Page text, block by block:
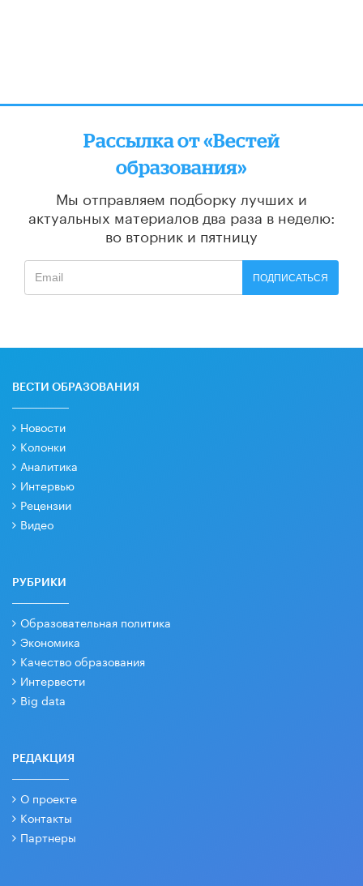
Рассылка от «Вестей
образования»
Мы отправляем подборку лучших и
актуальных материалов два раза в неделю:
во вторник и пятницу
ПОДПИСАТЬСЯ
ВЕСТИ ОБРАЗОВАНИЯ
Новости
Колонки
Аналитика
Интервью
Рецензии
Видео
РУБРИКИ
Образовательная политика
Экономика
Качество образования
Интервести
Big data
РЕДАКЦИЯ
О проекте
Контакты
Партнеры